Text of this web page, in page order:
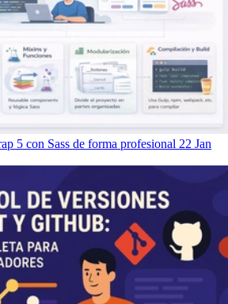
5 con Sass de forma profesional 22 Jan